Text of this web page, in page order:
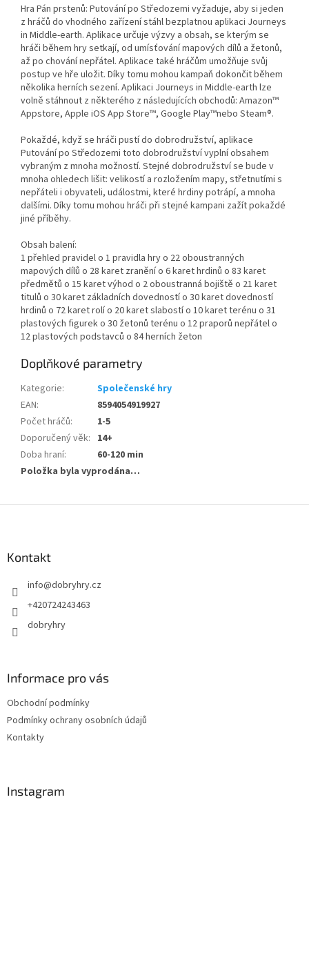
Hra Pán prstenů: Putování po Středozemi vyžaduje, aby si jeden
z hráčů do vhodného zařízení stáhl bezplatnou aplikaci Journeys
in Middle-earth. Aplikace určuje výzvy a obsah, se kterým se
hráči během hry setkají, od umísťování mapových dílů a žetonů,
až po chování nepřátel. Aplikace také hráčům umožňuje svůj
postup ve hře uložit. Díky tomu mohou kampaň dokončit během
několika herních sezení. Aplikaci Journeys in Middle-earth lze
volně stáhnout z některého z následujících obchodů: Amazon™
Appstore, Apple iOS App Store™, Google Play™nebo Steam®.
Pokaždé, když se hráči pustí do dobrodružství, aplikace
Putování po Středozemi toto dobrodružství vyplní obsahem
vybraným z mnoha možností. Stejné dobrodružství se bude v
mnoha ohledech lišit: velikostí a rozložením mapy, střetnutími s
nepřáteli i obyvateli, událostmi, které hrdiny potrápí, a mnoha
dalšími. Díky tomu mohou hráči při stejné kampani zažít pokaždé
jiné příběhy.
Obsah balení:
1 přehled pravidel o 1 pravidla hry o 22 oboustranných
mapových dílů o 28 karet zranění o 6 karet hrdinů o 83 karet
předmětů o 15 karet výhod o 2 oboustranná bojiště o 21 karet
titulů o 30 karet základních dovedností o 30 karet dovedností
hrdinů o 72 karet rolí o 20 karet slabostí o 10 karet terénu o 31
plastových figurek o 30 žetonů terénu o 12 praporů nepřátel o
12 plastových podstavců o 84 herních žeton
Doplňkové parametry
Kategorie:
Společenské hry
EAN:
8594054919927
Počet hráčů:
1-5
Doporučený věk: 14+
Doba hraní:
60-120 min
Položka byla vyprodána…
Kontakt
info@dobryhry.cz
+420724243463
dobryhry
Informace pro vás
Obchodní podmínky
Podmínky ochrany osobních údajů
Kontakty
Instagram